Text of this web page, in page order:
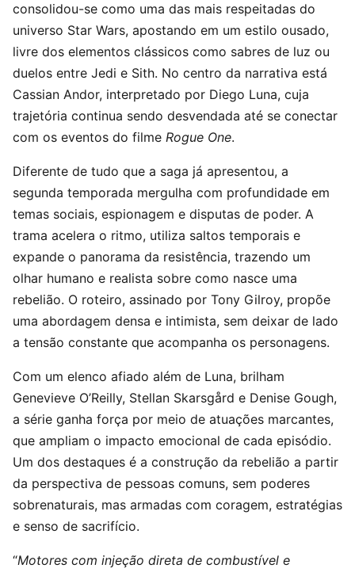
consolidou-se como uma das mais respeitadas do
universo Star Wars, apostando em um estilo ousado,
livre dos elementos clássicos como sabres de luz ou
duelos entre Jedi e Sith. No centro da narrativa está
Cassian Andor, interpretado por Diego Luna, cuja
trajetória continua sendo desvendada até se conectar
com os eventos do filme Rogue One.
Diferente de tudo que a saga já apresentou, a
segunda temporada mergulha com profundidade em
temas sociais, espionagem e disputas de poder. A
trama acelera o ritmo, utiliza saltos temporais e
expande o panorama da resistência, trazendo um
olhar humano e realista sobre como nasce uma
rebelião. O roteiro, assinado por Tony Gilroy, propõe
uma abordagem densa e intimista, sem deixar de lado
a tensão constante que acompanha os personagens.
Com um elenco afiado além de Luna, brilham
Genevieve O’Reilly, Stellan Skarsgård e Denise Gough,
a série ganha força por meio de atuações marcantes,
que ampliam o impacto emocional de cada episódio.
Um dos destaques é a construção da rebelião a partir
da perspectiva de pessoas comuns, sem poderes
sobrenaturais, mas armadas com coragem, estratégias
e senso de sacrifício.
“Motores com injeção direta de combustível e